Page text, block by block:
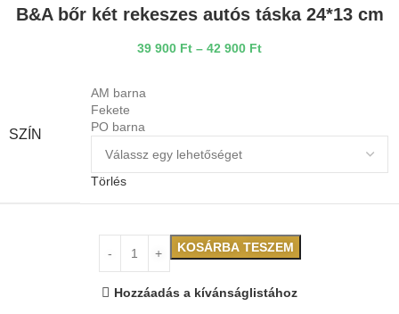
B&A bőr két rekeszes autós táska 24*13 cm
39 900 Ft – 42 900 Ft
SZÍN
AM barna
Fekete
PO barna
Törlés
KOSÁRBA TESZEM
Hozzáadás a kívánságlistához